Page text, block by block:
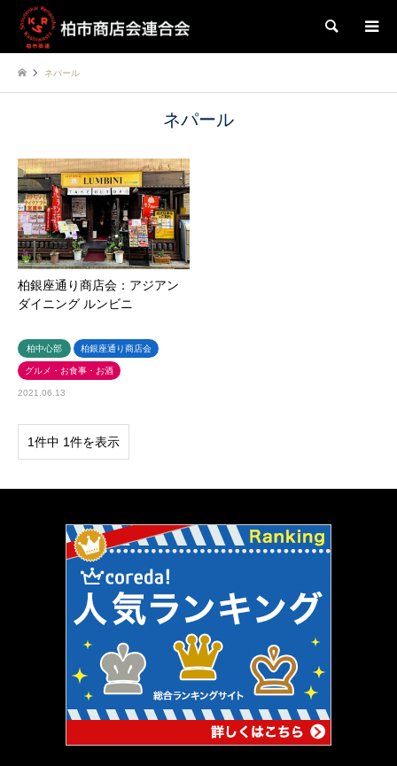
検索
ネパール
ネパール
柏銀座通り商店会：アジアン
ダイニング ルンビニ
柏中心部 柏銀座通り商店会
グルメ・お食事・お酒
2021.06.13
1件中 1件を表示